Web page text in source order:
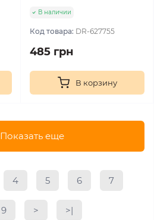
В наличии
Код товара: DR-627755
485 грн
В корзину
Показать еще
4 5 6 7
9 > >|